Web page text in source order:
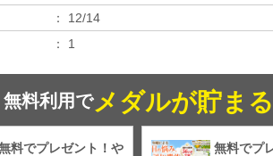
12/14
1
無料利用でメダルが貯まる
料でプレゼント！や
無料でプ